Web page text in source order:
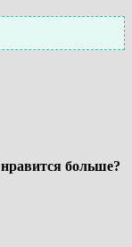
больше?